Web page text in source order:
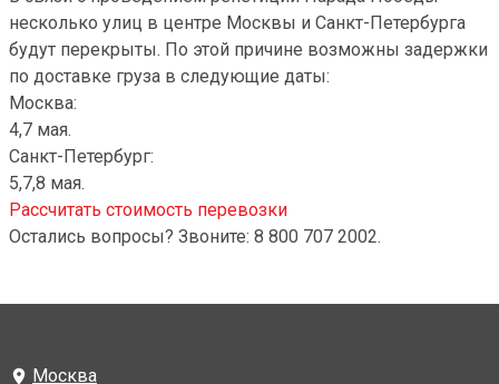
несколько улиц в центре Москвы и Санкт-Петербурга
будут перекрыты. По этой причине возможны задержки
по доставке груза в следующие даты:
Москва:
4,7 мая.
Санкт-Петербург:
5,7,8 мая.
Рассчитать стоимость перевозки
Остались вопросы? Звоните: 8 800 707 2002.
Москва